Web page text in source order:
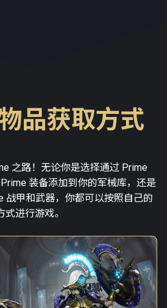
品获取方式
之路！无论你是选择通过 Prime
装备添加到你的军械库，还是
战甲和武器，你都可以按照自己的
式进行游戏。